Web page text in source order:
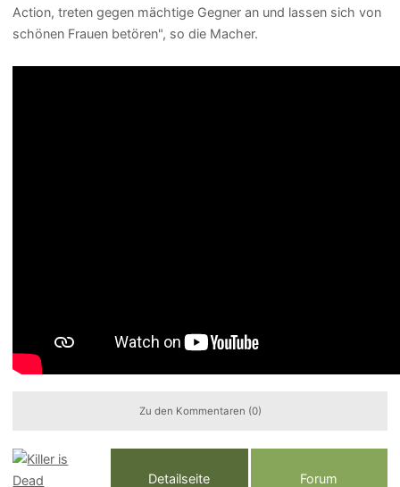
Action, treten gegen mächtige Gegner an und lassen sich von
schönen Frauen betören", so die Macher.
Zu den Kommentaren (0)
Detailseite Forum